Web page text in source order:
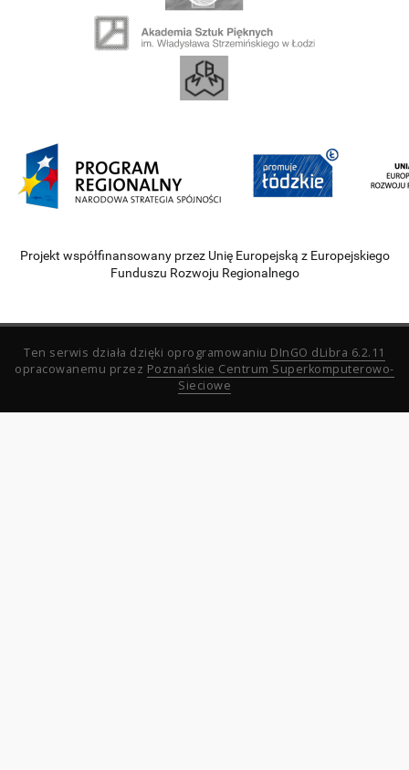
Projekt współfinansowany przez Unię Europejską z Europejskiego
Funduszu Rozwoju Regionalnego
Ten serwis działa dzięki oprogramowaniu DInGO dLibra 6.2.11
opracowanemu przez Poznańskie Centrum Superkomputerowo-
Sieciowe